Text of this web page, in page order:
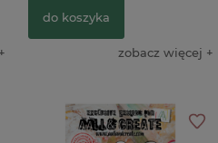
Cena regularna:64,00 zł
do koszyka
zobacz więcej